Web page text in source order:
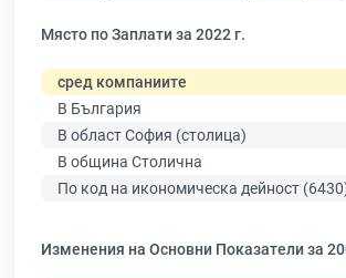
Място по Заплати за 2022 г.
сред компаниите
В България
В област София (столица)
В община Столична
По код на икономическа дейност
Изменения на Основни Показатели за